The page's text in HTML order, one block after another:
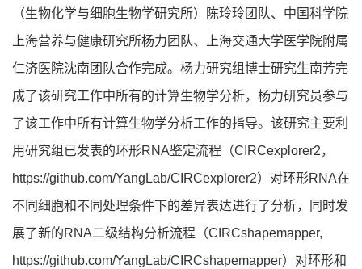
（生物化学与细胞生物学研究所）陈玲玲团队、中国科学院
上海营养与健康研究所杨力团队、上海交通大学医学院附属
仁济医院沈南团队合作完成。杨力研究组博士研究生南芳完
成了该研究工作中所有的计算生物学分析，杨力研究员参与
了该工作中所有计算生物学分析工作的指导。该研究主要利
用研究组已发表的环形RNA鉴定流程（CIRCexplorer2，
https://github.com/YangLab/CIRCexplorer2）对环形RNA在
不同细胞和不同处理条件下的差异表达进行了分析，同时发
展了新的RNA二级结构分析流程（CIRCshapemapper,
https://github.com/YangLab/CIRCshapemapper）对环形和